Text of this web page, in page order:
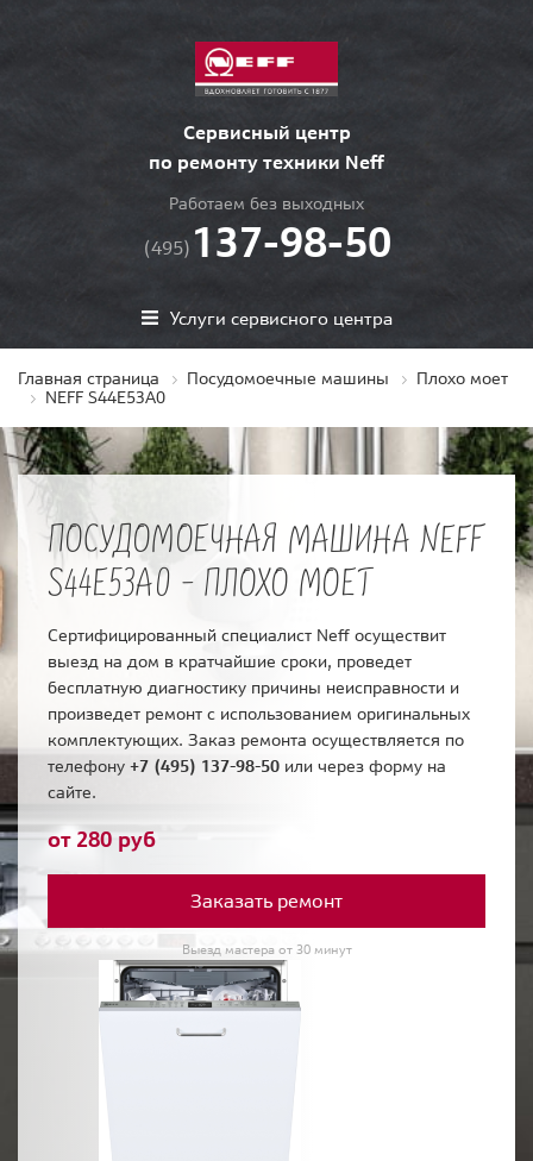
Сервисный центр
по ремонту техники Neff
Работаем без выходных
(495) 137-98-50
Услуги сервисного центра
Главная страница Посудомоечные машины
Плохо моет
NEFF S44E53A0
ПОСУДОМОЕЧНАЯ МАШИНА NEFF
S44E53A0 - ПЛОХО МОЕТ
Сертифицированный специалист Neff осуществит
выезд на дом в кратчайшие сроки, проведет
бесплатную диагностику причины неисправности и
произведет ремонт с использованием оригинальных
комплектующих. Заказ ремонта осуществляется по
телефону +7 (495) 137-98-50 или через форму на
сайте.
от 280 руб
Заказать ремонт
Выезд мастера от 30 минут